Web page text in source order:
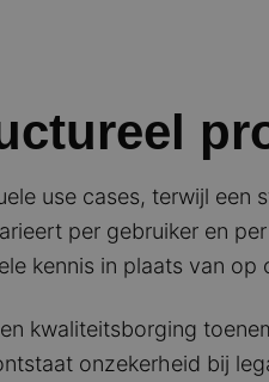
use cases, terwijl een
per gebruiker en
kennis in plaats van op
kwaliteitsborging
onzekerheid bij